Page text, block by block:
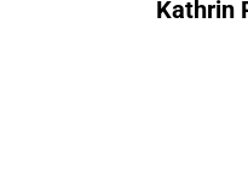
Kathrin